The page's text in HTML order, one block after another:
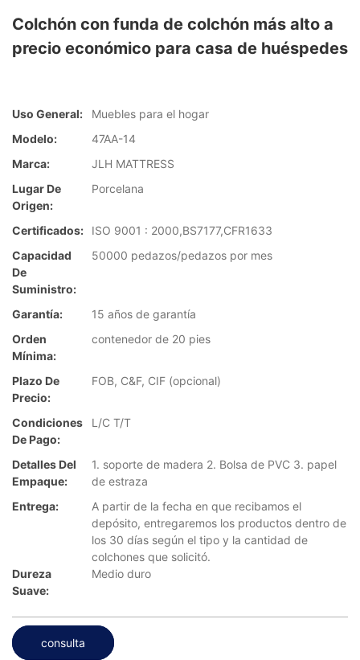
Colchón con funda de colchón más alto a
precio económico para casa de huéspedes
Uso General:
Muebles para el hogar
Modelo:
47AA-14
Marca:
JLH MATTRESS
Lugar De
Origen:
Porcelana
Certificados:
ISO 9001 : 2000,BS7177,CFR1633
Capacidad
De
Suministro:
50000 pedazos/pedazos por mes
Garantía:
15 años de garantía
Orden
Mínima:
contenedor de 20 pies
Plazo De
Precio:
FOB, C&F, CIF (opcional)
Condiciones
De Pago:
L/C T/T
Detalles Del
Empaque:
1. soporte de madera 2. Bolsa de PVC 3. papel
de estraza
Entrega:
A partir de la fecha en que recibamos el
depósito, entregaremos los productos dentro de
los 30 días según el tipo y la cantidad de
colchones que solicitó.
Dureza
Suave:
Medio duro
consulta